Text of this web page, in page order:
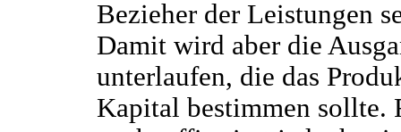
Bezieher der Leistungen
Damit wird aber die
unterlaufen, die das
Kapital bestimmen sollte.